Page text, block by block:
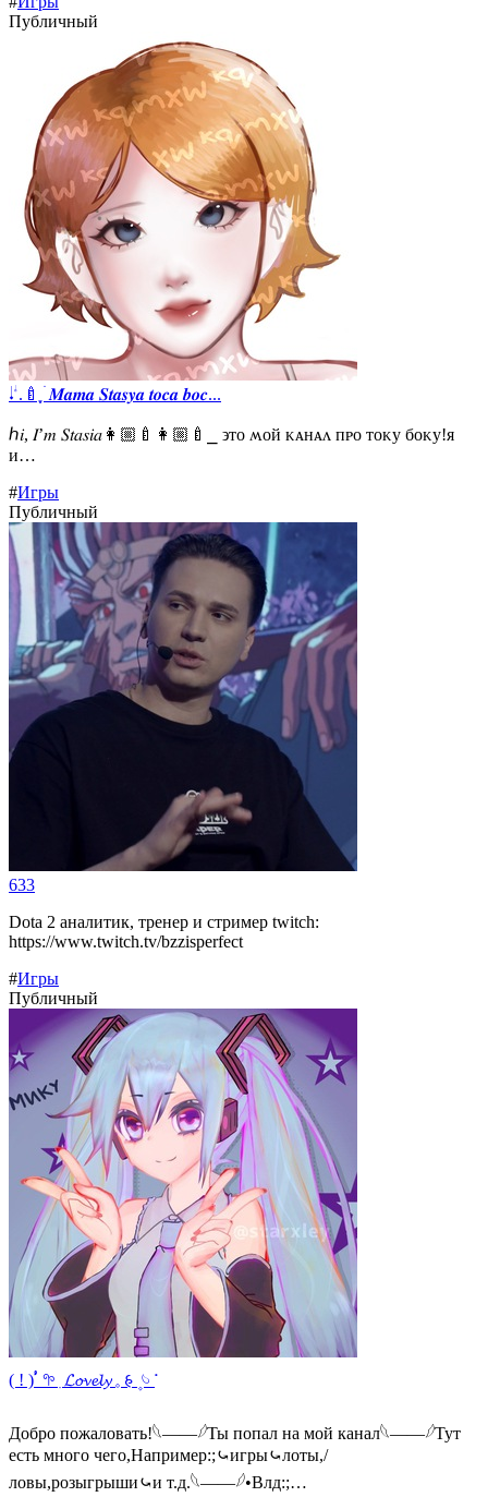
Публичный
𝆺𝅥 𝆭.🍼 ֶָ ׄ𝑴𝒂𝒎𝒂 𝑺𝒕𝒂𝒔𝒚𝒂 𝒕𝒐𝒄𝒂 𝒃𝒐𝒄...
ℎ𝑖, 𝐼’𝑚 𝑆𝑡𝑎𝑠𝑖𝑎👩🏼‍🍼👩🏼‍🍼⎯ ϶ᴛᴏ ʍᴏй ᴋᴀнᴀᴧ ᴨᴩᴏ ᴛᴏᴋу бᴏᴋу!я
и…
#Игры
Публичный
633
Dota 2 аналитик, тренер и стример twitch:
https://www.twitch.tv/bzzisperfect
#Игры
Публичный
( ! ) ࣳ‌ 𖧧 ִ 𝓛𝓸𝓿𝓮𝓵𝔂 𓈒 𑂯 ۪ 𓄼 𞥊
Добро пожаловать!𓆩——𓆪Ты попал на мой канал𓆩——𓆪Тут
есть много чего,Например:;⤿игры⤿лоты,/
ловы,розыгрыши⤿и т.д.𓆩——𓆪•Влд:;…